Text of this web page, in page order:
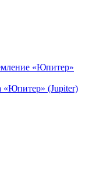
«Юпитер»
«Юпитер» (Jupiter)